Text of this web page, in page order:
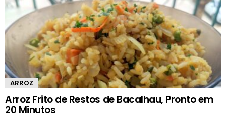
ARROZ
Arroz Frito de Restos de Bacalhau, Pronto em
20 Minutos